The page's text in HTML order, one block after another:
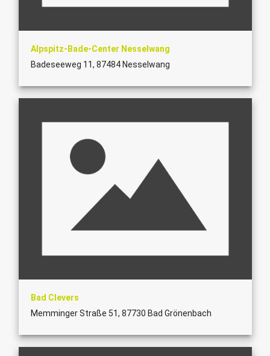
Alpspitz-Bade-Center Nesselwang
Badeseeweg 11, 87484 Nesselwang
Bad Clevers
Memminger Straße 51, 87730 Bad Grönenbach